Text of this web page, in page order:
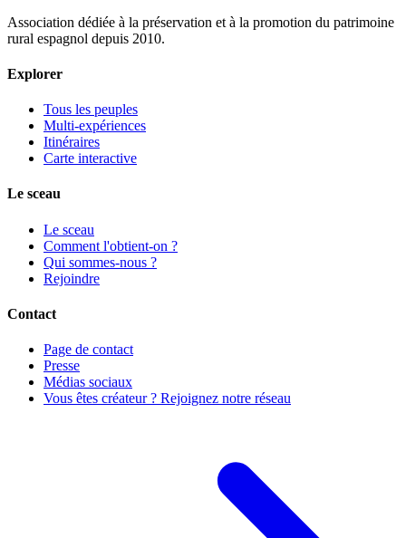
Association dédiée à la préservation et à la promotion du patrimoine
rural espagnol depuis 2010.
Explorer
Tous les peuples
Multi-expériences
Itinéraires
Carte interactive
Le sceau
Le sceau
Comment l'obtient-on ?
Qui sommes-nous ?
Rejoindre
Contact
Page de contact
Presse
Médias sociaux
Vous êtes créateur ? Rejoignez notre réseau